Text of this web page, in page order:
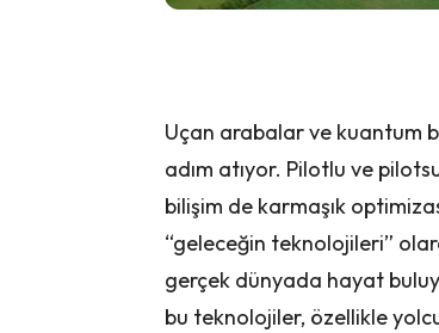
Uçan arabalar ve kuantum
adım atıyor. Pilotlu ve
bilişim de karmaşık
“geleceğin teknolojileri”
gerçek dünyada hayat
bu teknolojiler, özellikle